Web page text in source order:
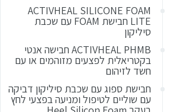
ACTIVHEAL SILICONE FOAM
LITE חבישת FOAM עם שכבת
סיליקון
ACTIVHEAL PHMB חבישה אנטי
בקטריאלית לפצעים מזוהמים או עם
חשד לזיהום
חבישת ספוג עם שכבת סיליקון דביקה
עם שוליים לטיפול ומניעה בפצעי לחץ